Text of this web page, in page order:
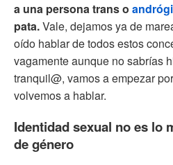
a una persona trans o
pata.Vale, dejamos ya de
oído hablar de todos estos
vagamente aunque no sabrías
tranquil@, vamos a empezar
volvemos a hablar.
Identidad sexual no es lo
de género